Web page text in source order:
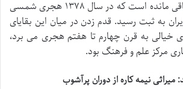
روستای کنونی زوزن باقی مانده است که در سال ۱۳۷۸ هجری شمسی
به ثبت رسید. قدم زدن در میان این بقایای
خیالی به قرن چهارم تا هفتم هجری می برد،
مرکز علم و فرهنگ بود.
نیمه کاره از دوران پرآشوب